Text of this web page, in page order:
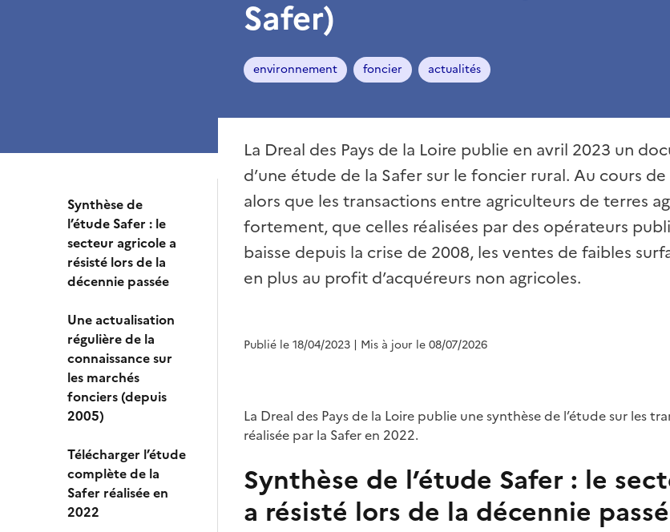
Synthèse de
l’étude Safer : le
secteur agricole a
résisté lors de la
décennie passée
Une actualisation
régulière de la
connaissance sur
les marchés
fonciers (depuis
2005)
Télécharger l’étude
complète de la
Safer réalisée en
2022
Safer)
environnement foncier actualités
La Dreal des Pays de la Loire publie en avril 2023 un
d’une étude de la Safer sur le foncier rural. Au cours
alors que les transactions entre agriculteurs de terres
fortement, que celles réalisées par des opérateurs
baisse depuis la crise de 2008, les ventes de faibles
en plus au profit d’acquéreurs non agricoles.
Publié le 18/04/2023 | Mis à jour le 08/07/2026
La Dreal des Pays de la Loire publie une synthèse de l’étude sur les
réalisée par la Safer en 2022.
Synthèse de l’étude Safer : le
a résisté lors de la décennie